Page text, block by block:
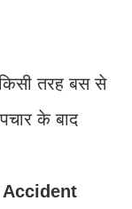
किसी तरह बस से
के बाद